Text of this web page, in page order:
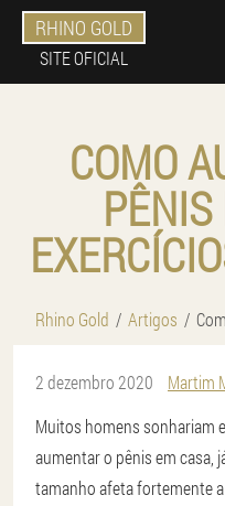
RHINO GOLD
SITE OFICIAL
COMO
Rhino Gold Artigos
2 dezembro 2020
Martim
Muitos homens sonhariam
aumentar o pênis em casa,
tamanho afeta fortemente